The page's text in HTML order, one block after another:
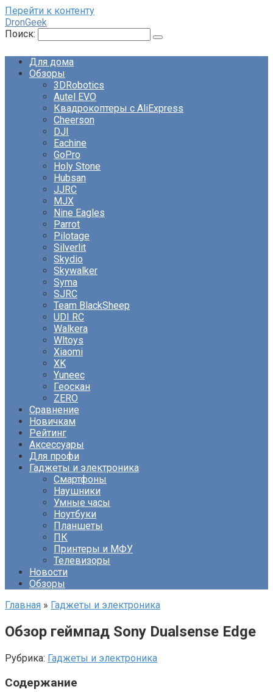
Перейти к контенту
DronGeek
Поиск:
Для дома
Обзоры
3DRobotics
Autel EVO
Квадрокоптеры с AliExpress
Cheerson
DJI
Eachine
GoPro
Holy Stone
Hubsan
JJRC
MJX
Nine Eagles
Parrot
Pilotage
Silverlit
Skydio
Skywalker
Syma
SJRC
Team BlackSheep
UDI RC
Walkera
Wltoys
Xiaomi
XK
Yuneec
Геоскан
ZERO
Сравнение
Новичкам
Рейтинг
Аксессуары
Для профи
Гаджеты и электроника
Смартфоны
Наушники
Умные часы
Ноутбуки
Планшеты
ПК
Принтеры и МФУ
Телевизоры
Новости
Обзоры
Главная » Гаджеты и электроника
Обзор геймпад Sony Dualsense Edge
Рубрика: Гаджеты и электроника
Содержание